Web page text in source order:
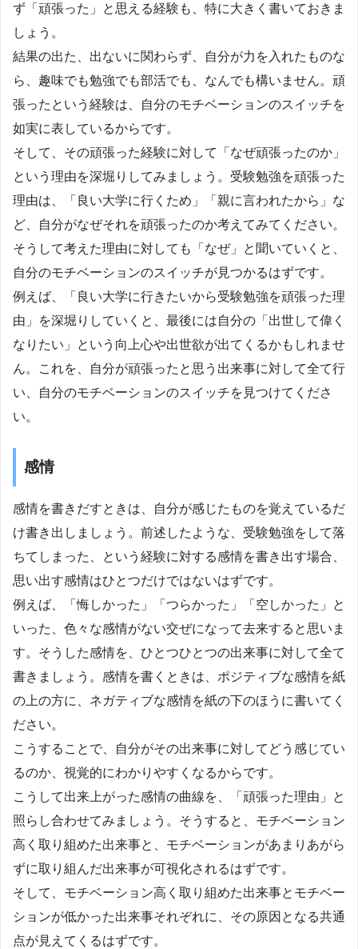
ず「頑張った」と思える経験も、特に大きく書いておきま
しょう。
結果の出た、出ないに関わらず、自分が力を入れたものな
ら、趣味でも勉強でも部活でも、なんでも構いません。頑
張ったという経験は、自分のモチベーションのスイッチを
如実に表しているからです。
そして、その頑張った経験に対して「なぜ頑張ったのか」
という理由を深堀りしてみましょう。受験勉強を頑張った
理由は、「良い大学に行くため」「親に言われたから」な
ど、自分がなぜそれを頑張ったのか考えてみてください。
そうして考えた理由に対しても「なぜ」と聞いていくと、
自分のモチベーションのスイッチが見つかるはずです。
例えば、「良い大学に行きたいから受験勉強を頑張った理
由」を深堀りしていくと、最後には自分の「出世して偉く
なりたい」という向上心や出世欲が出てくるかもしれませ
ん。これを、自分が頑張ったと思う出来事に対して全て行
い、自分のモチベーションのスイッチを見つけてくださ
い。
感情
感情を書きだすときは、自分が感じたものを覚えているだ
け書き出しましょう。前述したような、受験勉強をして落
ちてしまった、という経験に対する感情を書き出す場合、
思い出す感情はひとつだけではないはずです。
例えば、「悔しかった」「つらかった」「空しかった」と
いった、色々な感情がない交ぜになって去来すると思いま
す。そうした感情を、ひとつひとつの出来事に対して全て
書きましょう。感情を書くときは、ポジティブな感情を紙
の上の方に、ネガティブな感情を紙の下のほうに書いてく
ださい。
こうすることで、自分がその出来事に対してどう感じてい
るのか、視覚的にわかりやすくなるからです。
こうして出来上がった感情の曲線を、「頑張った理由」と
照らし合わせてみましょう。そうすると、モチベーション
高く取り組めた出来事と、モチベーションがあまりあがら
ずに取り組んだ出来事が可視化されるはずです。
そして、モチベーション高く取り組めた出来事とモチベー
ションが低かった出来事それぞれに、その原因となる共通
点が見えてくるはずです。